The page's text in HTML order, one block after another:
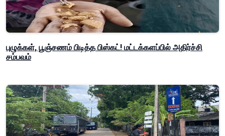
புழுக்கள், பூஞ்சணம் பிடித்த பிஸ்கட்! மட்டக்களப்பில் அதிர்ச்சி
சம்பவம்